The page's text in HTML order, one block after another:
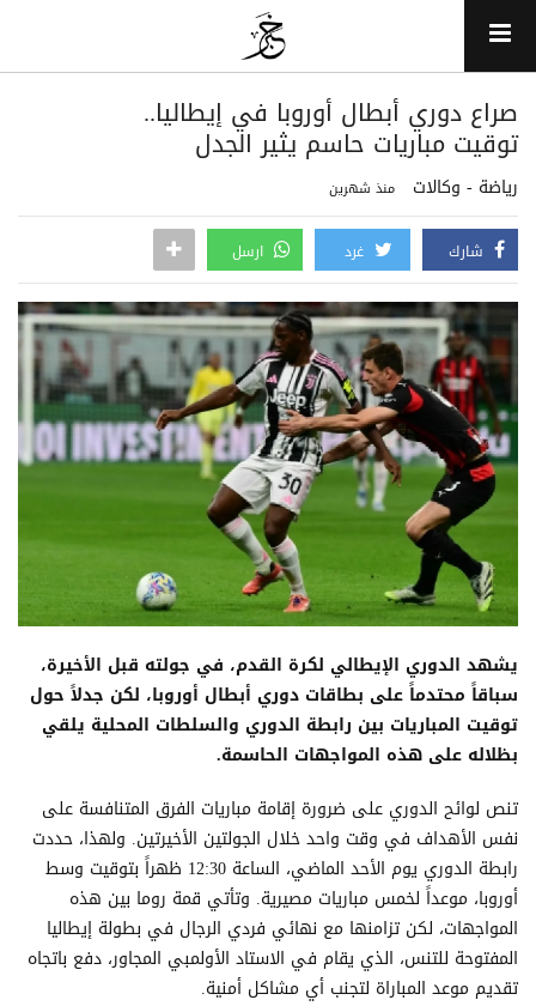
صراع دوري أبطال أوروبا في إيطاليا..
توقيت مباريات حاسم يثير الجدل
رياضة - وكالات منذ شهرين
شارك غرد ارسل
يشهد الدوري الإيطالي لكرة القدم، في جولته قبل الأخيرة،
سباقاً محتدماً على بطاقات دوري أبطال أوروبا، لكن جدلاً حول
توقيت المباريات بين رابطة الدوري والسلطات المحلية يلقي
بظلاله على هذه المواجهات الحاسمة.
تنص لوائح الدوري على ضرورة إقامة مباريات الفرق المتنافسة على
نفس الأهداف في وقت واحد خلال الجولتين الأخيرتين. ولهذا، حددت
رابطة الدوري يوم الأحد الماضي، الساعة 12:30 ظهراً بتوقيت وسط
أوروبا، موعداً لخمس مباريات مصيرية. وتأتي قمة روما بين هذه
المواجهات، لكن تزامنها مع نهائي فردي الرجال في بطولة إيطاليا
المفتوحة للتنس، الذي يقام في الاستاد الأولمبي المجاور، دفع باتجاه
تقديم موعد المباراة لتجنب أي مشاكل أمنية.